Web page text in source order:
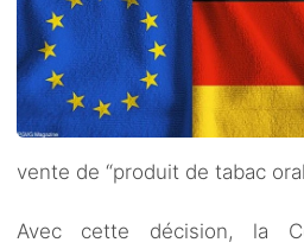
vente de “produit de tabac
Avec cette décision, la